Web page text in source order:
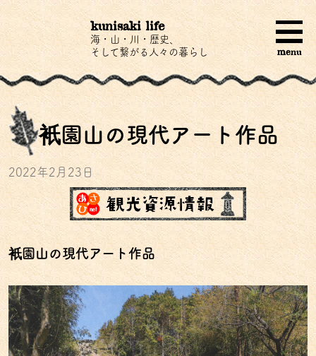
kunisaki life
海・山・川・歴史、
そして繋がる人々の暮らし
menu
衹園山の現代アート作品
2022年2月23日
衹園山の現代アート作品